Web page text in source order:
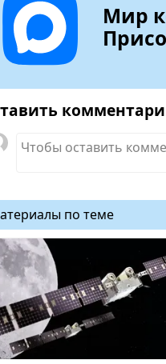
Мир
Чтобы оставить
по теме